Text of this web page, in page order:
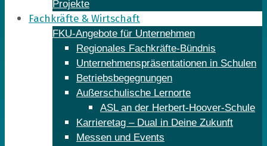
Projekte
Fachkräfte & Wirtschaft
FKU-Angebote für Unternehmen
Regionales Fachkräfte-Bündnis
Unternehmenspräsentationen in Schulen
Betriebsbegegnungen
Außerschulische Lernorte
ASL an der Herbert-Hoover-Schule
Karrieretag – Dual in Deine Zukunft
Messen und Events